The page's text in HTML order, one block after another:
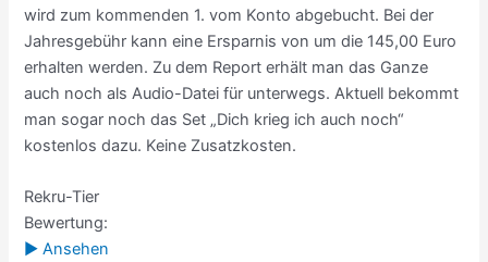
wird zum kommenden 1. vom Konto abgebucht. Bei der
Jahresgebühr kann eine Ersparnis von um die 145,00 Euro
erhalten werden. Zu dem Report erhält man das Ganze
auch noch als Audio-Datei für unterwegs. Aktuell bekommt
man sogar noch das Set „Dich krieg ich auch noch“
kostenlos dazu. Keine Zusatzkosten.
Rekru-Tier
Bewertung:
► Ansehen